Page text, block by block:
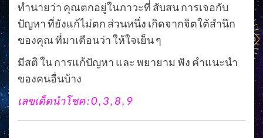
ทำนายว่า คุณตกอยู่ในภาวะที่ สับสน การเจอกับ
ปัญหา ที่ยังแก้ไม่ตก ส่วนหนึ่ง เกิดจากจิตใต้สำนึก
ของคุณ ที่มาเตือนว่า ให้ใจเย็น ๆ
มีสติ ใน การแก้ปัญหา และ พยายาม ฟัง คำแนะนำ
ของคนอื่นบ้าง
เลขเด็ดนำโชค : 0 , 3 , 8 , 9